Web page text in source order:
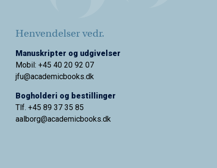
Henvendelser vedr.
Manuskripter og udgivelser
Mobil: +45 40 20 92 07
jfu@academicbooks.dk
Bogholderi og bestillinger
Tlf. +45 89 37 35 85
aalborg@academicbooks.dk